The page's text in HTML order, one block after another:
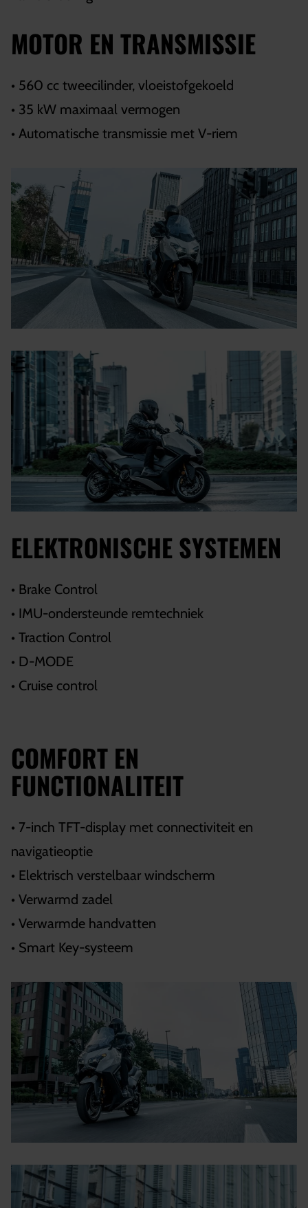
MOTOR EN TRANSMISSIE
• 560 cc tweecilinder, vloeistofgekoeld
• 35 kW maximaal vermogen
• Automatische transmissie met V-riem
ELEKTRONISCHE SYSTEMEN
• Brake Control
• IMU-ondersteunde remtechniek
• Traction Control
• D-MODE
• Cruise control
COMFORT EN
FUNCTIONALITEIT
• 7-inch TFT-display met connectiviteit en
navigatieoptie
• Elektrisch verstelbaar windscherm
• Verwarmd zadel
• Verwarmde handvatten
• Smart Key-systeem